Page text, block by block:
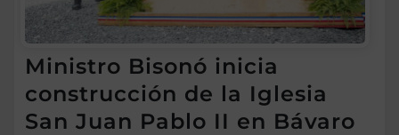
Ministro Bisonó inicia
construcción de la Iglesia
San Juan Pablo II en Bávaro